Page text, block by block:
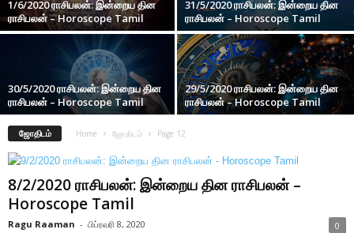
1/6/2020 ராசிபலன்: இன்றைய தின
ராசிபலன் – Horoscope Tamil
31/5/2020 ராசிபலன்: இன்றைய தின
ராசிபலன் – Horoscope Tamil
30/5/2020 ராசிபலன்: இன்றைய தின
ராசிபலன் – Horoscope Tamil
29/5/2020 ராசிபலன்: இன்றைய தின
ராசிபலன் – Horoscope Tamil
ஜோதிடம் Home ஜோதிடம் Page 12
8/2/2020 ராசிபலன்: இன்றைய தின ராசிபலன் –
Horoscope Tamil
Ragu Raaman - பிப்ரவரி 8, 2020 0